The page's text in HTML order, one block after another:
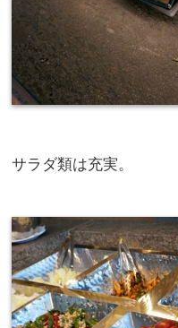
サラダ類は充実。